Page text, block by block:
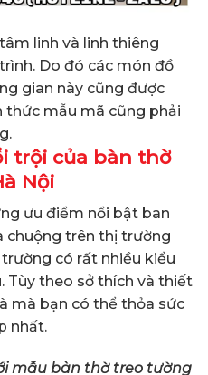
linh và linh thiêng
Do đó các món đồ
gian này cũng được
thức mẫu mã cũng phải
trội của bàn thờ
Nội
ưu điểm nổi bật ban
trên thị trường
có rất nhiều kiểu
Tùy theo sở thích và thiết
mà bạn có thể thỏa sức
nhất.
mẫu bàn thờ treo tường